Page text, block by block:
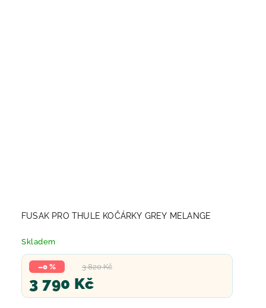
FUSAK PRO THULE KOČÁRKY GREY MELANGE
Skladem
3 820 Kč
–0 %
3 790 Kč